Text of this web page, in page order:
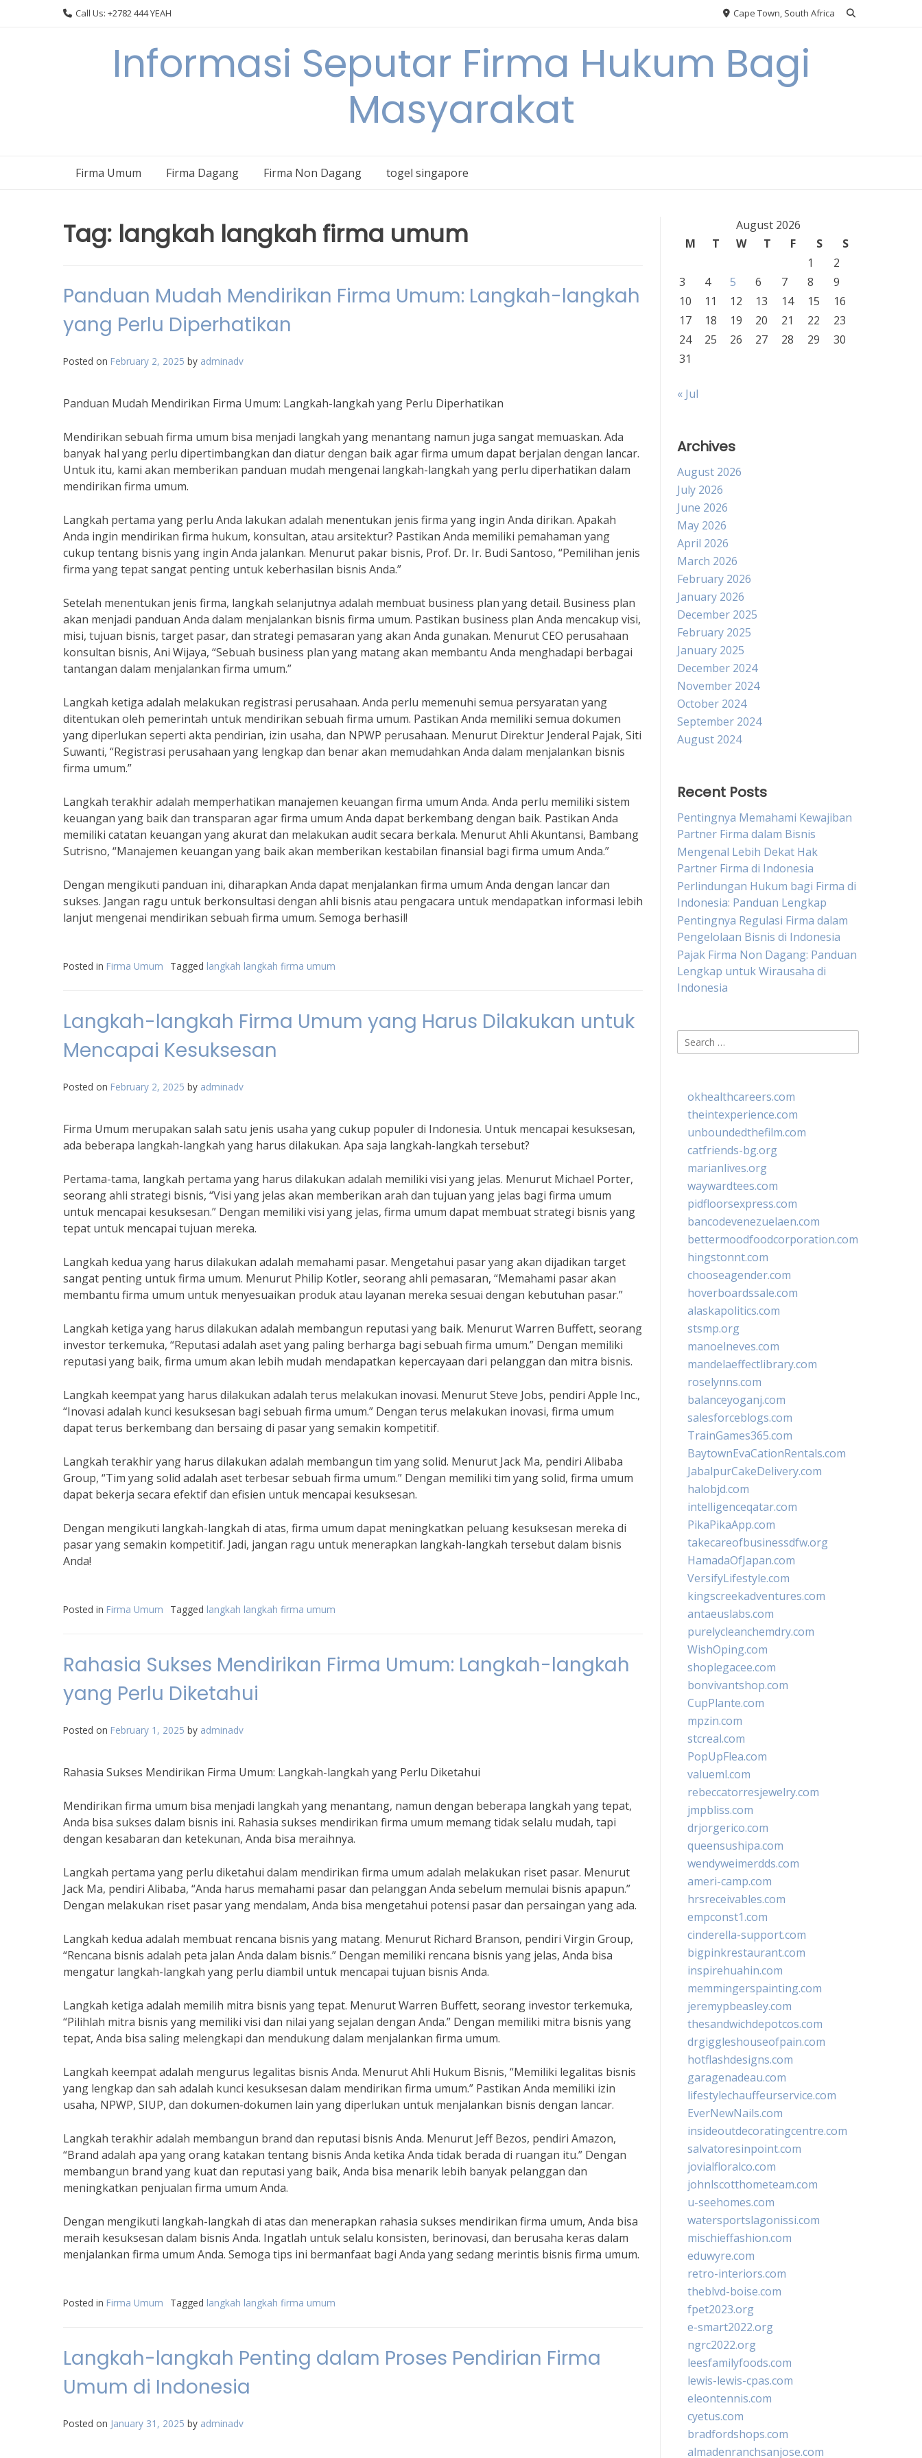
Call Us: +2782 444 YEAH Cape Town, South Africa
Informasi Seputar Firma Hukum Bagi
Masyarakat
Firma Umum Firma Dagang Firma Non Dagang togel singapore
Tag: langkah langkah firma umum
Panduan Mudah Mendirikan Firma Umum: Langkah-langkah
yang Perlu Diperhatikan
Posted on February 2, 2025 by adminadv
Panduan Mudah Mendirikan Firma Umum: Langkah-langkah yang Perlu Diperhatikan
Mendirikan sebuah firma umum bisa menjadi langkah yang menantang namun juga sangat memuaskan. Ada
banyak hal yang perlu dipertimbangkan dan diatur dengan baik agar firma umum dapat berjalan dengan lancar.
Untuk itu, kami akan memberikan panduan mudah mengenai langkah-langkah yang perlu diperhatikan dalam
mendirikan firma umum.
Langkah pertama yang perlu Anda lakukan adalah menentukan jenis firma yang ingin Anda dirikan. Apakah
Anda ingin mendirikan firma hukum, konsultan, atau arsitektur? Pastikan Anda memiliki pemahaman yang
cukup tentang bisnis yang ingin Anda jalankan. Menurut pakar bisnis, Prof. Dr. Ir. Budi Santoso, “Pemilihan jenis
firma yang tepat sangat penting untuk keberhasilan bisnis Anda.”
Setelah menentukan jenis firma, langkah selanjutnya adalah membuat business plan yang detail. Business plan
akan menjadi panduan Anda dalam menjalankan bisnis firma umum. Pastikan business plan Anda mencakup visi,
misi, tujuan bisnis, target pasar, dan strategi pemasaran yang akan Anda gunakan. Menurut CEO perusahaan
konsultan bisnis, Ani Wijaya, “Sebuah business plan yang matang akan membantu Anda menghadapi berbagai
tantangan dalam menjalankan firma umum.”
Langkah ketiga adalah melakukan registrasi perusahaan. Anda perlu memenuhi semua persyaratan yang
ditentukan oleh pemerintah untuk mendirikan sebuah firma umum. Pastikan Anda memiliki semua dokumen
yang diperlukan seperti akta pendirian, izin usaha, dan NPWP perusahaan. Menurut Direktur Jenderal Pajak, Siti
Suwanti, “Registrasi perusahaan yang lengkap dan benar akan memudahkan Anda dalam menjalankan bisnis
firma umum.”
Langkah terakhir adalah memperhatikan manajemen keuangan firma umum Anda. Anda perlu memiliki sistem
keuangan yang baik dan transparan agar firma umum Anda dapat berkembang dengan baik. Pastikan Anda
memiliki catatan keuangan yang akurat dan melakukan audit secara berkala. Menurut Ahli Akuntansi, Bambang
Sutrisno, “Manajemen keuangan yang baik akan memberikan kestabilan finansial bagi firma umum Anda.”
Dengan mengikuti panduan ini, diharapkan Anda dapat menjalankan firma umum Anda dengan lancar dan
sukses. Jangan ragu untuk berkonsultasi dengan ahli bisnis atau pengacara untuk mendapatkan informasi lebih
lanjut mengenai mendirikan sebuah firma umum. Semoga berhasil!
Posted in Firma Umum Tagged langkah langkah firma umum
Langkah-langkah Firma Umum yang Harus Dilakukan untuk
Mencapai Kesuksesan
Posted on February 2, 2025 by adminadv
Firma Umum merupakan salah satu jenis usaha yang cukup populer di Indonesia. Untuk mencapai kesuksesan,
ada beberapa langkah-langkah yang harus dilakukan. Apa saja langkah-langkah tersebut?
Pertama-tama, langkah pertama yang harus dilakukan adalah memiliki visi yang jelas. Menurut Michael Porter,
seorang ahli strategi bisnis, “Visi yang jelas akan memberikan arah dan tujuan yang jelas bagi firma umum
untuk mencapai kesuksesan.” Dengan memiliki visi yang jelas, firma umum dapat membuat strategi bisnis yang
tepat untuk mencapai tujuan mereka.
Langkah kedua yang harus dilakukan adalah memahami pasar. Mengetahui pasar yang akan dijadikan target
sangat penting untuk firma umum. Menurut Philip Kotler, seorang ahli pemasaran, “Memahami pasar akan
membantu firma umum untuk menyesuaikan produk atau layanan mereka sesuai dengan kebutuhan pasar.”
Langkah ketiga yang harus dilakukan adalah membangun reputasi yang baik. Menurut Warren Buffett, seorang
investor terkemuka, “Reputasi adalah aset yang paling berharga bagi sebuah firma umum.” Dengan memiliki
reputasi yang baik, firma umum akan lebih mudah mendapatkan kepercayaan dari pelanggan dan mitra bisnis.
Langkah keempat yang harus dilakukan adalah terus melakukan inovasi. Menurut Steve Jobs, pendiri Apple Inc.,
“Inovasi adalah kunci kesuksesan bagi sebuah firma umum.” Dengan terus melakukan inovasi, firma umum
dapat terus berkembang dan bersaing di pasar yang semakin kompetitif.
Langkah terakhir yang harus dilakukan adalah membangun tim yang solid. Menurut Jack Ma, pendiri Alibaba
Group, “Tim yang solid adalah aset terbesar sebuah firma umum.” Dengan memiliki tim yang solid, firma umum
dapat bekerja secara efektif dan efisien untuk mencapai kesuksesan.
Dengan mengikuti langkah-langkah di atas, firma umum dapat meningkatkan peluang kesuksesan mereka di
pasar yang semakin kompetitif. Jadi, jangan ragu untuk menerapkan langkah-langkah tersebut dalam bisnis
Anda!
Posted in Firma Umum Tagged langkah langkah firma umum
Rahasia Sukses Mendirikan Firma Umum: Langkah-langkah
yang Perlu Diketahui
Posted on February 1, 2025 by adminadv
Rahasia Sukses Mendirikan Firma Umum: Langkah-langkah yang Perlu Diketahui
Mendirikan firma umum bisa menjadi langkah yang menantang, namun dengan beberapa langkah yang tepat,
Anda bisa sukses dalam bisnis ini. Rahasia sukses mendirikan firma umum memang tidak selalu mudah, tapi
dengan kesabaran dan ketekunan, Anda bisa meraihnya.
Langkah pertama yang perlu diketahui dalam mendirikan firma umum adalah melakukan riset pasar. Menurut
Jack Ma, pendiri Alibaba, “Anda harus memahami pasar dan pelanggan Anda sebelum memulai bisnis apapun.”
Dengan melakukan riset pasar yang mendalam, Anda bisa mengetahui potensi pasar dan persaingan yang ada.
Langkah kedua adalah membuat rencana bisnis yang matang. Menurut Richard Branson, pendiri Virgin Group,
“Rencana bisnis adalah peta jalan Anda dalam bisnis.” Dengan memiliki rencana bisnis yang jelas, Anda bisa
mengatur langkah-langkah yang perlu diambil untuk mencapai tujuan bisnis Anda.
Langkah ketiga adalah memilih mitra bisnis yang tepat. Menurut Warren Buffett, seorang investor terkemuka,
“Pilihlah mitra bisnis yang memiliki visi dan nilai yang sejalan dengan Anda.” Dengan memiliki mitra bisnis yang
tepat, Anda bisa saling melengkapi dan mendukung dalam menjalankan firma umum.
Langkah keempat adalah mengurus legalitas bisnis Anda. Menurut Ahli Hukum Bisnis, “Memiliki legalitas bisnis
yang lengkap dan sah adalah kunci kesuksesan dalam mendirikan firma umum.” Pastikan Anda memiliki izin
usaha, NPWP, SIUP, dan dokumen-dokumen lain yang diperlukan untuk menjalankan bisnis dengan lancar.
Langkah terakhir adalah membangun brand dan reputasi bisnis Anda. Menurut Jeff Bezos, pendiri Amazon,
“Brand adalah apa yang orang katakan tentang bisnis Anda ketika Anda tidak berada di ruangan itu.” Dengan
membangun brand yang kuat dan reputasi yang baik, Anda bisa menarik lebih banyak pelanggan dan
meningkatkan penjualan firma umum Anda.
Dengan mengikuti langkah-langkah di atas dan menerapkan rahasia sukses mendirikan firma umum, Anda bisa
meraih kesuksesan dalam bisnis Anda. Ingatlah untuk selalu konsisten, berinovasi, dan berusaha keras dalam
menjalankan firma umum Anda. Semoga tips ini bermanfaat bagi Anda yang sedang merintis bisnis firma umum.
Posted in Firma Umum Tagged langkah langkah firma umum
Langkah-langkah Penting dalam Proses Pendirian Firma
Umum di Indonesia
Posted on January 31, 2025 by adminadv
August 2026
M
T W T F S
S
1
2
3
4 5 6 7 8
9
10
11 12 13 14 15
16
17
18 19 20 21 22
23
24
25 26 27 28 29
30
31
« Jul
Archives
August 2026
July 2026
June 2026
May 2026
April 2026
March 2026
February 2026
January 2026
December 2025
February 2025
January 2025
December 2024
November 2024
October 2024
September 2024
August 2024
Recent Posts
Pentingnya Memahami Kewajiban
Partner Firma dalam Bisnis
Mengenal Lebih Dekat Hak
Partner Firma di Indonesia
Perlindungan Hukum bagi Firma di
Indonesia: Panduan Lengkap
Pentingnya Regulasi Firma dalam
Pengelolaan Bisnis di Indonesia
Pajak Firma Non Dagang: Panduan
Lengkap untuk Wirausaha di
Indonesia
Search
for:
okhealthcareers.com
theintexperience.com
unboundedthefilm.com
catfriends-bg.org
marianlives.org
waywardtees.com
pidfloorsexpress.com
bancodevenezuelaen.com
bettermoodfoodcorporation.com
hingstonnt.com
chooseagender.com
hoverboardssale.com
alaskapolitics.com
stsmp.org
manoelneves.com
mandelaeffectlibrary.com
roselynns.com
balanceyoganj.com
salesforceblogs.com
TrainGames365.com
BaytownEvaCationRentals.com
JabalpurCakeDelivery.com
halobjd.com
intelligenceqatar.com
PikaPikaApp.com
takecareofbusinessdfw.org
HamadaOfJapan.com
VersifyLifestyle.com
kingscreekadventures.com
antaeuslabs.com
purelycleanchemdry.com
WishOping.com
shoplegacee.com
bonvivantshop.com
CupPlante.com
mpzin.com
stcreal.com
PopUpFlea.com
valueml.com
rebeccatorresjewelry.com
jmpbliss.com
drjorgerico.com
queensushipa.com
wendyweimerdds.com
ameri-camp.com
hrsreceivables.com
empconst1.com
cinderella-support.com
bigpinkrestaurant.com
inspirehuahin.com
memmingerspainting.com
jeremypbeasley.com
thesandwichdepotcos.com
drgiggleshouseofpain.com
hotflashdesigns.com
garagenadeau.com
lifestylechauffeurservice.com
EverNewNails.com
insideoutdecoratingcentre.com
salvatoresinpoint.com
jovialfloralco.com
johnlscotthometeam.com
u-seehomes.com
watersportslagonissi.com
mischieffashion.com
eduwyre.com
retro-interiors.com
theblvd-boise.com
fpet2023.org
e-smart2022.org
ngrc2022.org
leesfamilyfoods.com
lewis-lewis-cpas.com
eleontennis.com
cyetus.com
bradfordshops.com
almadenranchsanjose.com